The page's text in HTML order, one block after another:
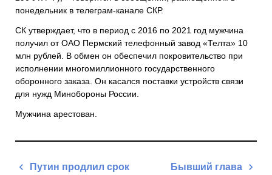
понедельник в телеграм-канале СКР.
СК утверждает, что в период с 2016 по 2021 год мужчина
получил от ОАО Пермский телефонный завод «Телта» 10
млн рублей. В обмен он обеспечил покровительство при
исполнении многомиллионного государственного
оборонного заказа. Он касался поставки устройств связи
для нужд Минобороны России.
Мужчина арестован.
Навигация
Путин продлил срок
Бывший глава